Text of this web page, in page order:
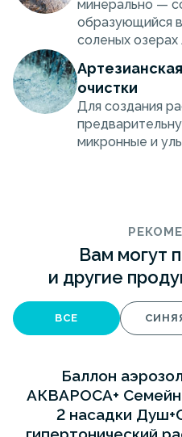
минерально —
образующийся в
соленых озерах
очистки
Для создания
микронные и
Вам могут
и другие
ВСЕ
Баллон
АКВАРОСА+
2 насадки